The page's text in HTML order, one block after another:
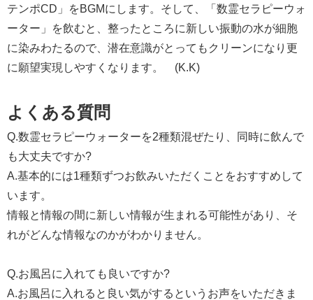
テンポCD」をBGMにします。そして、「数霊セラピーウォ
ーター」を飲むと、整ったところに新しい振動の水が細胞
に染みわたるので、潜在意識がとってもクリーンになり更
に願望実現しやすくなります。 (K.K)
よくある質問
Q.数霊セラピーウォーターを2種類混ぜたり、同時に飲んで
も大丈夫ですか?
A.基本的には1種類ずつお飲みいただくことをおすすめして
います。
情報と情報の間に新しい情報が生まれる可能性があり、そ
れがどんな情報なのかがわかりません。
Q.お風呂に入れても良いですか?
A.お風呂に入れると良い気がするというお声をいただきま